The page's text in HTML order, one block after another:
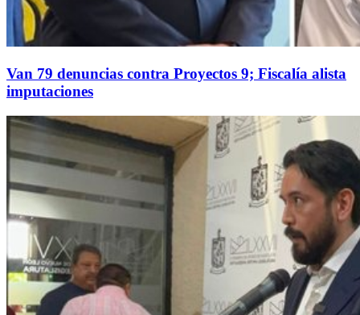
Van 79 denuncias contra Proyectos 9; Fiscalía alista
imputaciones